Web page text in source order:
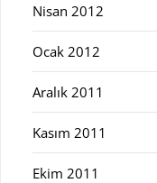
Nisan 2012
Ocak 2012
Aralık 2011
Kasım 2011
Ekim 2011